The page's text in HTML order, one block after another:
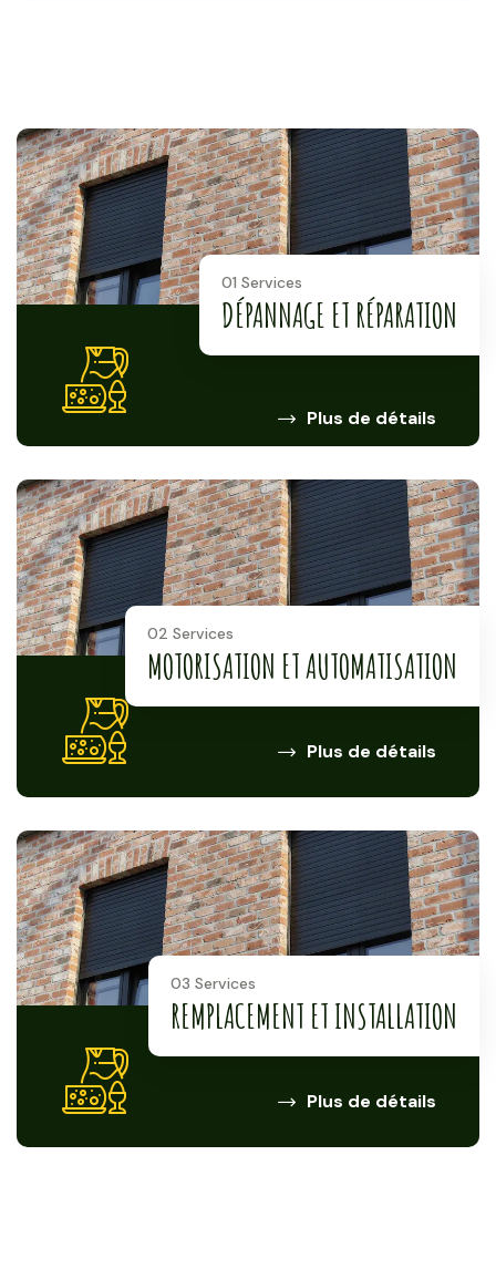
Plus de détails
01 Services
DÉPANNAGE ET RÉPARATION
Plus de détails
02 Services
MOTORISATION ET AUTOMATISATION
Plus de détails
03 Services
REMPLACEMENT ET INSTALLATION